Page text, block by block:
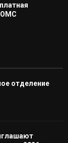
ОМС
отделение